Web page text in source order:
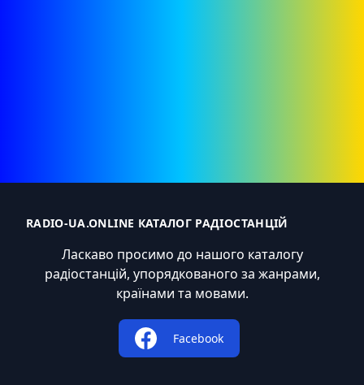
RADIO-UA.ONLINE КАТАЛОГ РАДІОСТАНЦІЙ
Ласкаво просимо до нашого каталогу
радіостанцій, упорядкованого за жанрами,
країнами та мовами.
Facebook